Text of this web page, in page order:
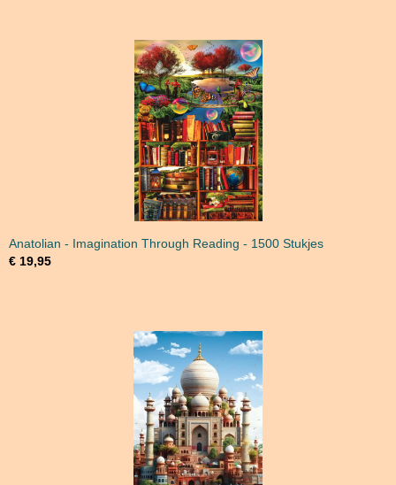
Anatolian - Imagination Through Reading - 1500 Stukjes
€ 19,95